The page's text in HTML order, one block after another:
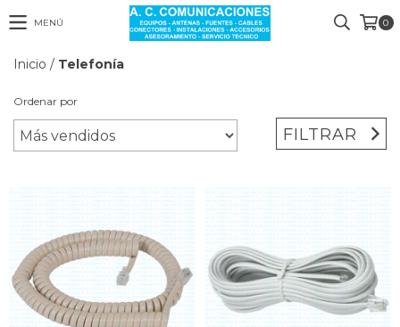
MENÚ 0
Inicio / Telefonía
Ordenar por
FILTRAR